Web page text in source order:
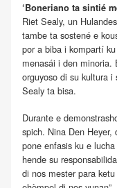
‘Boneriano ta sintié
Riet Sealy, un
tambe ta sostené e
por a biba i kompartí
menasái i den minoria.
orguyoso di su kultura i
Sealy ta bisa.
Durante e
spich. Nina Den
pone enfasis ku e
hende su
di nos mester para